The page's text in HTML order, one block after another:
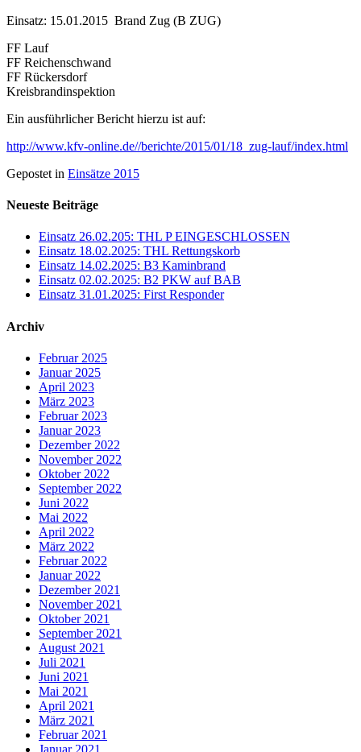
Einsatz: 15.01.2015 Brand Zug (B ZUG)
FF Lauf
FF Reichenschwand
FF Rückersdorf
Kreisbrandinspektion
Ein ausführlicher Bericht hierzu ist auf:
http://www.kfv-online.de//berichte/2015/01/18_zug-lauf/index.html
Gepostet in Einsätze 2015
Neueste Beiträge
Einsatz 26.02.205: THL P EINGESCHLOSSEN
Einsatz 18.02.2025: THL Rettungskorb
Einsatz 14.02.2025: B3 Kaminbrand
Einsatz 02.02.2025: B2 PKW auf BAB
Einsatz 31.01.2025: First Responder
Archiv
Februar 2025
Januar 2025
April 2023
März 2023
Februar 2023
Januar 2023
Dezember 2022
November 2022
Oktober 2022
September 2022
Juni 2022
Mai 2022
April 2022
März 2022
Februar 2022
Januar 2022
Dezember 2021
November 2021
Oktober 2021
September 2021
August 2021
Juli 2021
Juni 2021
Mai 2021
April 2021
März 2021
Februar 2021
Januar 2021